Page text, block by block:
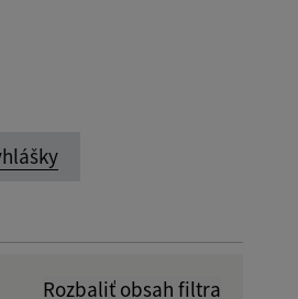
Rozbaliť obsah filtra